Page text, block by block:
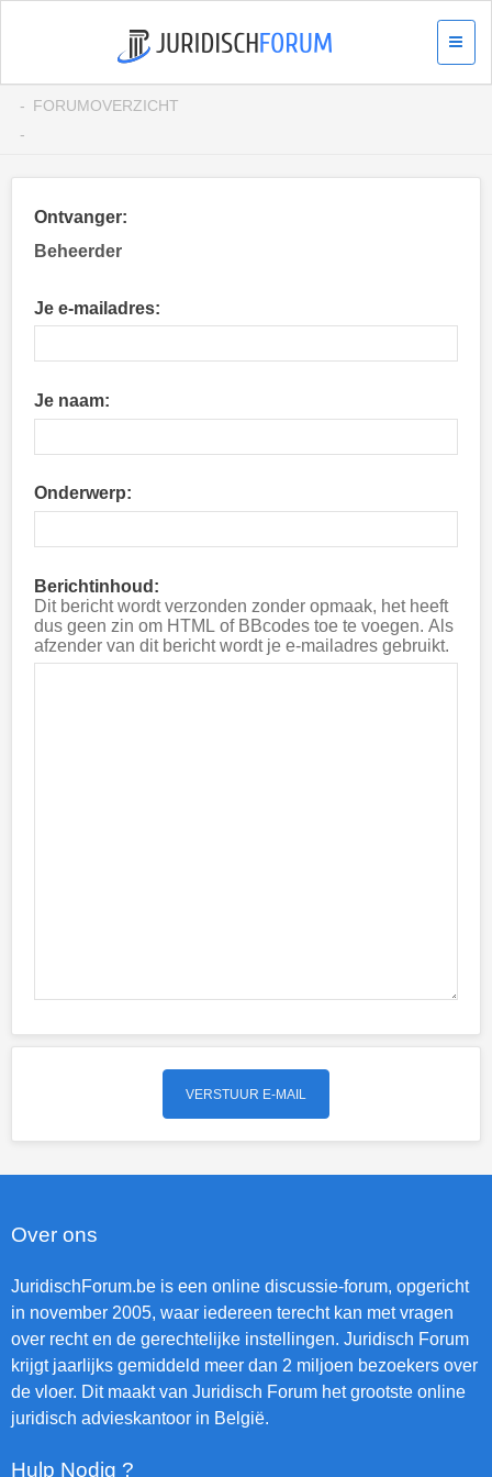
FORUMOVERZICHT
Ontvanger:
Beheerder
Je e-mailadres:
Je naam:
Onderwerp:
Berichtinhoud:
Dit bericht wordt verzonden zonder opmaak, het heeft
dus geen zin om HTML of BBcodes toe te voegen. Als
afzender van dit bericht wordt je e-mailadres gebruikt.
Over ons
JuridischForum.be is een online discussie-forum, opgericht
in november 2005, waar iedereen terecht kan met vragen
over recht en de gerechtelijke instellingen. Juridisch Forum
krijgt jaarlijks gemiddeld meer dan 2 miljoen bezoekers over
de vloer. Dit maakt van Juridisch Forum het grootste online
juridisch advieskantoor in België.
Hulp Nodig ?